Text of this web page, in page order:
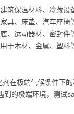
筑保温材料、冷藏设
具、床垫、汽车座椅
、运动器材、密封件
于木材、金属、塑料
剂在极端气候条件下
到的极端环境，测试